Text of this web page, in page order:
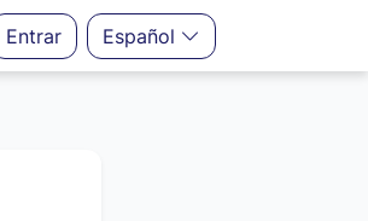
Entrar Español